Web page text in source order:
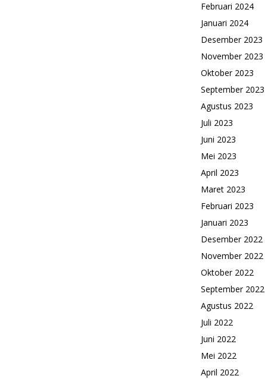
Februari 2024
Januari 2024
Desember 2023
November 2023
Oktober 2023
September 2023
Agustus 2023
Juli 2023
Juni 2023
Mei 2023
April 2023
Maret 2023
Februari 2023
Januari 2023
Desember 2022
November 2022
Oktober 2022
September 2022
Agustus 2022
Juli 2022
Juni 2022
Mei 2022
April 2022